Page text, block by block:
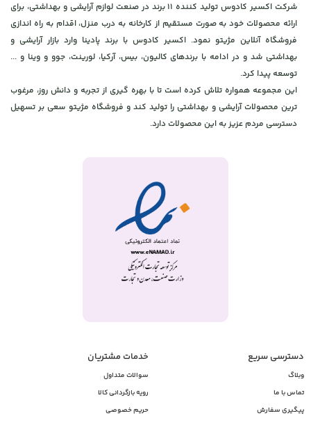
شرکت اکسیر کادوس تولید کننده 11 برند در صنعت لوازم آرایشی و بهداشتی، برای
ارائه محصولات خود به صورت مستقیم از کارخانه به درب منزل، اقدام به راه اندازی
فروشگاه آنلاین مژیتو نمود. اکسیر کادوس با برند پادینا وارد بازار آرایشی و
بهداشتی شد و در ادامه با برندهای کالیون، بیس، آرکیا، لورینت، جوو و وینا و ...
توسعه پیدا کرد.
این مجموعه همواره تلاش کرده است تا با بهره گیری از تجربه و دانش روز، مرغوب
ترین محصولات آرایشی و بهداشتی را تولید کند و فروشگاه مژیتو سعی بر تسهیل
دسترسی مردم عزیز به این محصولات دارد.
دسترسی سریع
وبلاگ
تماس با ما
پیگیری سفارش
خدمات مشتریان
سوالات متداول
رویه بازگردانی کالا
حریم خصوصی